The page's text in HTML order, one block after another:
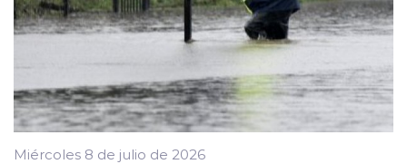
Miércoles 8 de julio de 2026